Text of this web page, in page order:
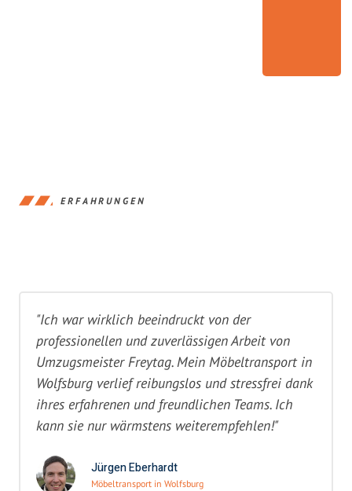
ERFAHRUNGEN
"Ich war wirklich beeindruckt von der
professionellen und zuverlässigen Arbeit von
Umzugsmeister Freytag. Mein Möbeltransport in
Wolfsburg verlief reibungslos und stressfrei dank
ihres erfahrenen und freundlichen Teams. Ich
kann sie nur wärmstens weiterempfehlen!"
Jürgen Eberhardt
Möbeltransport in Wolfsburg